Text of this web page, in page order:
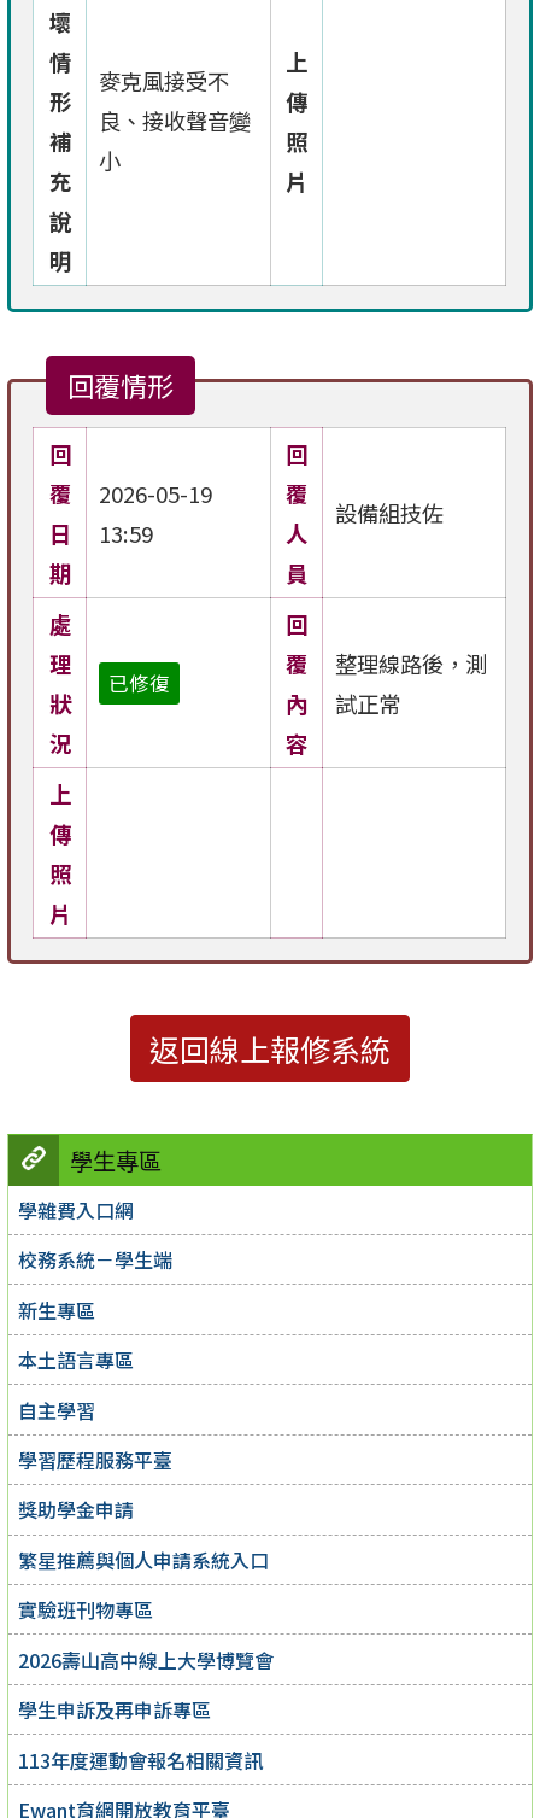
學生專區
學雜費入口網
校務系統－學生端
新生專區
本土語言專區
自主學習
學習歷程服務平臺
獎助學金申請
繁星推薦與個人申請系統入口
實驗班刊物專區
2026壽山高中線上大學博覽會
學生申訴及再申訴專區
113年度運動會報名相關資訊
Ewant育網開放教育平臺
壞
情
形
補
充
說
明
麥克風接受不
良、接收聲音變
小
上
傳
照
片
回覆情形
回
覆
日
期
2026-05-19
13:59
回
覆
人
員
設備組技佐
處
理
狀
況
已修復
回
覆
內
容
整理線路後，測
試正常
上
傳
照
片
返回線上報修系統